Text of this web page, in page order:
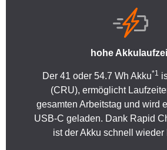
hohe
Der 41 oder 54.7 Wh Akku*1
(CRU), ermöglicht
gesamten Arbeitstag und wird
USB-C geladen. Dank Rapid
ist der Akku schnell wieder